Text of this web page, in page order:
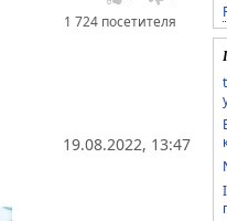
1 724 посетителя
19.08.2022, 13:47